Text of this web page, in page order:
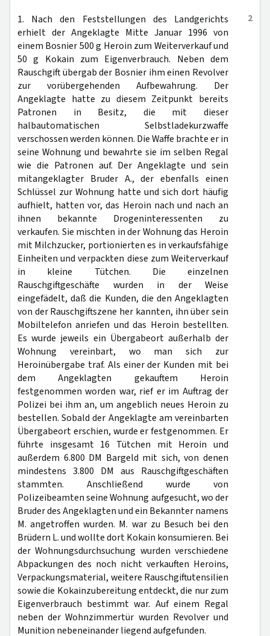
2
1. Nach den Feststellungen des Landgerichts
erhielt der Angeklagte Mitte Januar 1996 von
einem Bosnier 500 g Heroin zum Weiterverkauf und
50 g Kokain zum Eigenverbrauch. Neben dem
Rauschgift übergab der Bosnier ihm einen Revolver
zur vorübergehenden Aufbewahrung. Der
Angeklagte hatte zu diesem Zeitpunkt bereits
Patronen in Besitz, die mit dieser
halbautomatischen Selbstladekurzwaffe
verschossen werden können. Die Waffe brachte er in
seine Wohnung und bewahrte sie im selben Regal
wie die Patronen auf. Der Angeklagte und sein
mitangeklagter Bruder A., der ebenfalls einen
Schlüssel zur Wohnung hatte und sich dort häufig
aufhielt, hatten vor, das Heroin nach und nach an
ihnen bekannte Drogeninteressenten zu
verkaufen. Sie mischten in der Wohnung das Heroin
mit Milchzucker, portionierten es in verkaufsfähige
Einheiten und verpackten diese zum Weiterverkauf
in kleine Tütchen. Die einzelnen
Rauschgiftgeschäfte wurden in der Weise
eingefädelt, daß die Kunden, die den Angeklagten
von der Rauschgiftszene her kannten, ihn über sein
Mobiltelefon anriefen und das Heroin bestellten.
Es wurde jeweils ein Übergabeort außerhalb der
Wohnung vereinbart, wo man sich zur
Heroinübergabe traf. Als einer der Kunden mit bei
dem Angeklagten gekauftem Heroin
festgenommen worden war, rief er im Auftrag der
Polizei bei ihm an, um angeblich neues Heroin zu
bestellen. Sobald der Angeklagte am vereinbarten
Übergabeort erschien, wurde er festgenommen. Er
führte insgesamt 16 Tütchen mit Heroin und
außerdem 6.800 DM Bargeld mit sich, von denen
mindestens 3.800 DM aus Rauschgiftgeschäften
stammten. Anschließend wurde von
Polizeibeamten seine Wohnung aufgesucht, wo der
Bruder des Angeklagten und ein Bekannter namens
M. angetroffen wurden. M. war zu Besuch bei den
Brüdern L. und wollte dort Kokain konsumieren. Bei
der Wohnungsdurchsuchung wurden verschiedene
Abpackungen des noch nicht verkauften Heroins,
Verpackungsmaterial, weitere Rauschgiftutensilien
sowie die Kokainzubereitung entdeckt, die nur zum
Eigenverbrauch bestimmt war. Auf einem Regal
neben der Wohnzimmertür wurden Revolver und
Munition nebeneinander liegend aufgefunden.